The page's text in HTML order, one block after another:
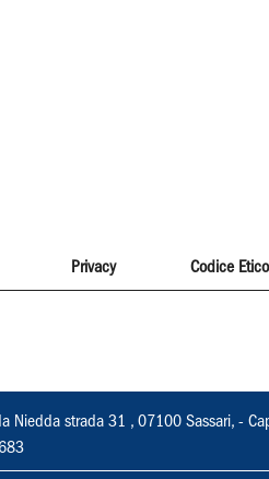
Privacy Codice
Niedda strada 31 , 07100 Sassari, -